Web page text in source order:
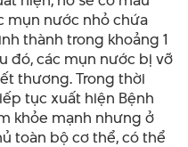
mụn nước nhỏ chứa
thành trong khoảng 1
đó, các mụn nước bị vỡ
thương. Trong thời
tục xuất hiện Bệnh
khỏe mạnh nhưng ở
toàn bộ cơ thể, có thể